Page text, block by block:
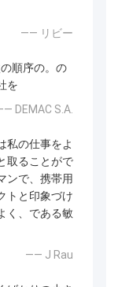
—— リビー
順序の。の
を
DEMAC S.A.
私の仕事をよ
取ることがで
ンで、携帯用
トと印象づけ
く、である敏
—— J Rau